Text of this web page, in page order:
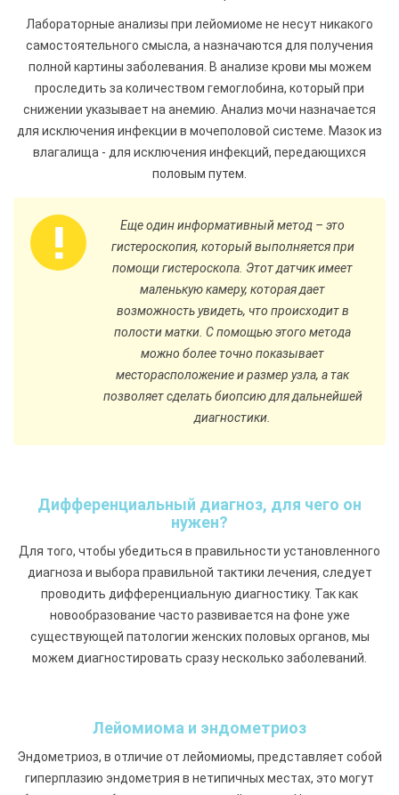
Лабораторные анализы при лейомиоме не несут никакого
самостоятельного смысла, а назначаются для получения
полной картины заболевания. В анализе крови мы можем
проследить за количеством гемоглобина, который при
снижении указывает на анемию. Анализ мочи назначается
для исключения инфекции в мочеполовой системе. Мазок из
влагалища - для исключения инфекций, передающихся
половым путем.
Еще один информативный метод – это
гистероскопия, который выполняется при
помощи гистероскопа. Этот датчик имеет
маленькую камеру, которая дает
возможность увидеть, что происходит в
полости матки. С помощью этого метода
можно более точно показывает
месторасположение и размер узла, а так
позволяет сделать биопсию для дальнейшей
диагностики.
Дифференциальный диагноз, для чего он
нужен?
Для того, чтобы убедиться в правильности установленного
диагноза и выбора правильной тактики лечения, следует
проводить дифференциальную диагностику. Так как
новообразование часто развивается на фоне уже
существующей патологии женских половых органов, мы
можем диагностировать сразу несколько заболеваний.
Лейомиома и эндометриоз
Эндометриоз, в отличие от лейомиомы, представляет собой
гиперплазию эндометрия в нетипичных местах, это могут